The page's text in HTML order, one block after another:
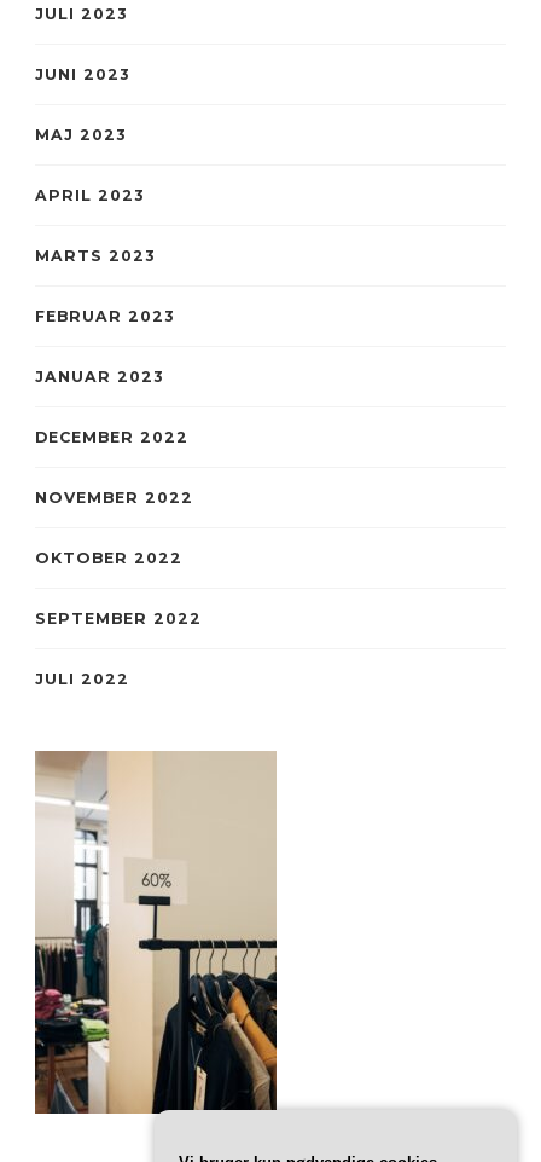
JULI 2023
JUNI 2023
MAJ 2023
APRIL 2023
MARTS 2023
FEBRUAR 2023
JANUAR 2023
DECEMBER 2022
NOVEMBER 2022
OKTOBER 2022
SEPTEMBER 2022
JULI 2022